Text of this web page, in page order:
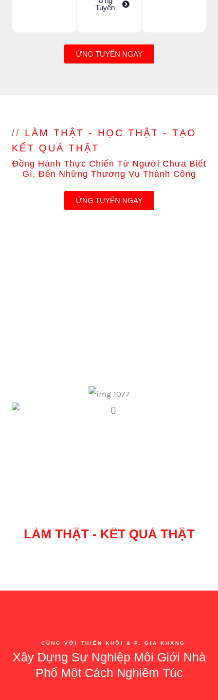
Tuyển
ỨNG TUYỂN NGAY
// LÀM THẬT - HỌC THẬT - TẠO
KẾT QUẢ THẬT
Đồng Hành Thực Chiến Từ Người Chưa Biết
Gì, Đến Những Thương Vụ Thành Công
ỨNG TUYỂN NGAY
LÀM THẬT - KẾT QUẢ THẬT
// CÙNG VỚI THIÊN KHÔI & P. GIA KHANG
Xây Dựng Sự Nghiệp Môi Giới Nhà
Phố Một Cách Nghiêm Túc